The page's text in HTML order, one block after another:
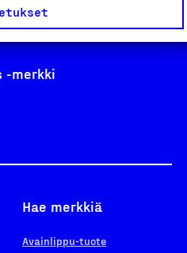
-merkki
Hae merkkiä
Avainlippu-tuote